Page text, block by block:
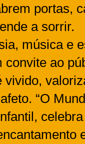
portas,
a sorrir.
música e
convite ao
vivido,
“O